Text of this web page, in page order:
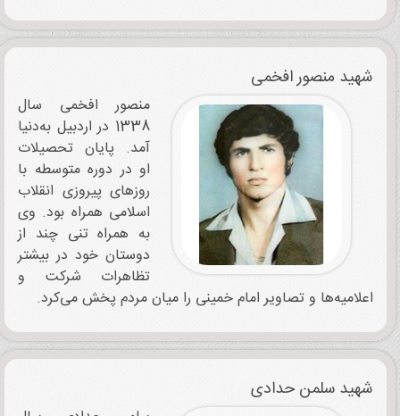
شهید منصور افخمی
منصور افخمی سال
1338 در اردبیل به‌دنیا
آمد. پایان تحصیلات
او در دوره متوسطه با
روزهای پیروزی انقلاب
اسلامی همراه بود. وی
به همراه تنی چند از
دوستان خود در بیشتر
تظاهرات شرکت و
اعلامیه‌ها و تصاویر امام خمینی را میان مردم پخش می‌کرد.
شهید سلمن حدادی